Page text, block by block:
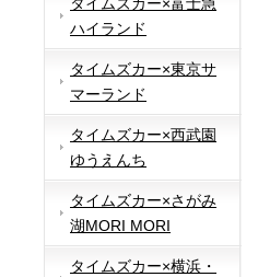
タイムズカー×富士急
ハイランド
タイムズカー×東京サ
マーランド
タイムズカー×西武園
ゆうえんち
タイムズカー×さがみ
湖MORI MORI
タイムズカー×横浜・